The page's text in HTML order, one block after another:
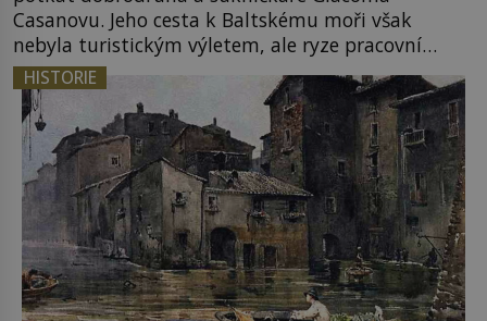
Casanovu. Jeho cesta k Baltskému moři však
nebyla turistickým výletem, ale ryze pracovní
cestou se zištnými úmysly. Jaký cíl Casanova
sledoval, když se například procházel uličkami
lotyšské Rigy? Casanova v Pobaltí kontaktoval
tamní zednářské lóže. Nebyl v této oblasti žádným
nováčkem, protože do zednářské […]
HISTORIE